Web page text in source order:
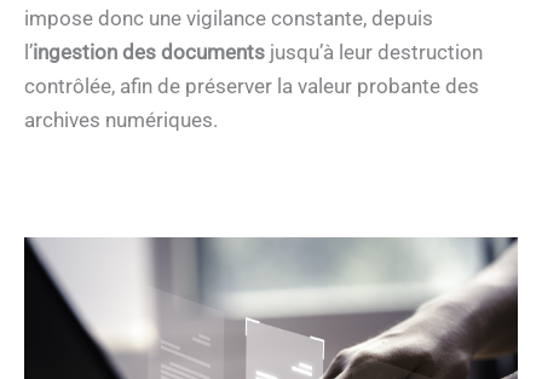
impose donc une vigilance constante, depuis
l’ingestion des documents jusqu’à leur destruction
contrôlée, afin de préserver la valeur probante des
archives numériques.